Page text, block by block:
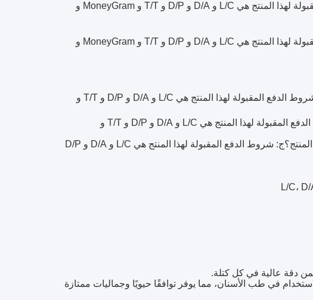
ج: شروط الدفع المقبولة لهذا المنتج هي L/C و D/A و D/P و T/T و MoneyGram و
ج: شروط الدفع المقبولة لهذا المنتج هي L/C و D/A و D/P و T/T و MoneyGram و
ج: شروط الدفع المقبولة لهذا المنتج هي L/C و D/A و D/P و T/T و
ج: شروط الدفع المقبولة لهذا المنتج هي L/C و D/A و D/P و T/T و
ج: شروط الدفع المقبولة لهذا المنتج هي L/C و D/A و D/P
في طب الأسنان، مما يوفر توافقًا حيويًا وجماليات ممتازة